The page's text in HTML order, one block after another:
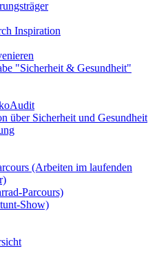
Inspiration
"Sicherheit & Gesundheit"
über Sicherheit und Gesundheit
(Arbeiten im laufenden
Parcours)
Show)